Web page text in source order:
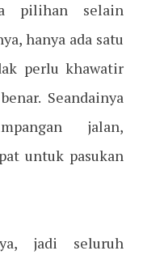
pilihan selain
hanya ada satu
perlu khawatir
Seandainya
jalan,
untuk pasukan
jadi seluruh